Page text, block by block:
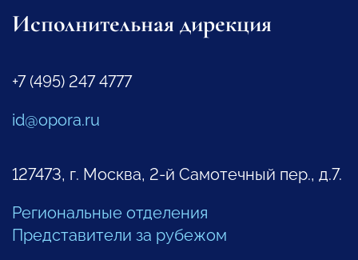
Исполнительная дирекция
+7 (495) 247 4777
id@opora.ru
127473, г. Москва, 2-й Самотечный пер., д.7.
Региональные отделения
Представители за рубежом